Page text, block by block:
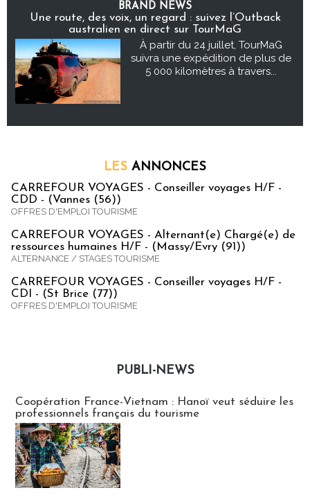
BRAND NEWS
Une route, des voix, un regard : suivez l’Outback
australien en direct sur TourMaG
À partir du 24 juillet, TourMaG
suivra une expédition de plus de
5 000 kilomètres à travers...
LES ANNONCES
CARREFOUR VOYAGES - Conseiller voyages H/F -
CDD - (Vannes (56))
OFFRES D'EMPLOI TOURISME
CARREFOUR VOYAGES - Alternant(e) Chargé(e) de
ressources humaines H/F - (Massy/Evry (91))
ALTERNANCE / STAGES TOURISME
CARREFOUR VOYAGES - Conseiller voyages H/F -
CDI - (St Brice (77))
OFFRES D'EMPLOI TOURISME
PUBLI-NEWS
Coopération France-Vietnam : Hanoï veut séduire les
professionnels français du tourisme